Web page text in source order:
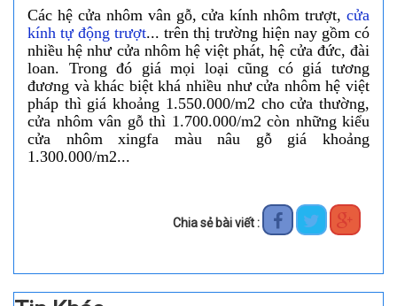
Các hệ cửa nhôm vân gỗ, cửa kính nhôm trượt, cửa
kính tự động trượt... trên thị trường hiện nay gồm có
nhiều hệ như cửa nhôm hệ việt phát, hệ cửa đức, đài
loan. Trong đó giá mọi loại cũng có giá tương
đương và khác biệt khá nhiều như cửa nhôm hệ việt
pháp thì giá khoảng 1.550.000/m2 cho cửa thường,
cửa nhôm vân gỗ thì 1.700.000/m2 còn những kiểu
cửa nhôm xingfa màu nâu gỗ giá khoảng
1.300.000/m2...
Chia sẻ bài viết :